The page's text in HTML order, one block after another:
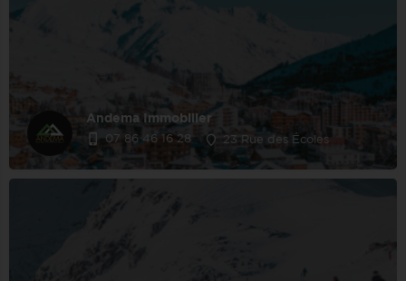
Andema Immobilier
07 86 46 16 28 23 Rue des Écoles